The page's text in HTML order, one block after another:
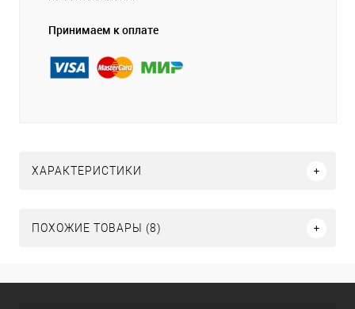
Принимаем к оплате
ХАРАКТЕРИСТИКИ
ПОХОЖИЕ ТОВАРЫ (8)